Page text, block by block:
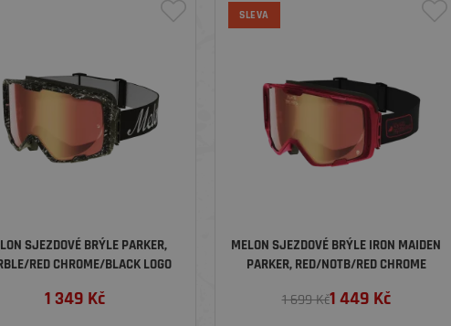
SJEZDOVÉ BRÝLE PARKER,
RED CHROME/BLACK LOGO
1 349 Kč
SLEVA
MELON SJEZDOVÉ BRÝLE IRON MAIDEN
PARKER, RED/NOTB/RED CHROME
1 699 Kč1 449 Kč